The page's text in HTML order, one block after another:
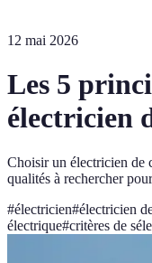
12 mai 2026
Les 5
électricien
Choisir un électricien de
qualités à rechercher
#électricien#électricien
électrique#critères de